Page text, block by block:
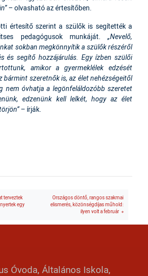
– olvasható az értesítőben.
értesítő szerint a szülők is segítették a
pedagógusok munkáját. „Nevelő,
sokban megkönnyítik a szülők részéről
és segítő hozzájárulás. Egy ízben szülői
amikor a gyermeklélek edzését
bármint szeretnők is, az élet nehézségeitől
nem óvhatja a legönfeláldozóbb szeretet
edzenünk kell lelkét, hogy az élet
– írják.
terveztek
egy
Országos döntő, rangos szakmai
elismerés, közönségdíjas műhold:
ilyen volt a február
Óvoda, Általános Iskola,